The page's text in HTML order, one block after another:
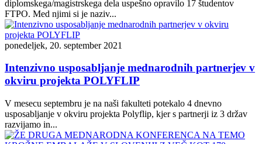
diplomskega/magistrskega dela uspešno opravilo 17 študentov
FTPO. Med njimi si je naziv...
ponedeljek, 20. september 2021
Intenzivno usposabljanje mednarodnih partnerjev v
okviru projekta POLYFLIP
V mesecu septembru je na naši fakulteti potekalo 4 dnevno
usposabljanje v okviru projekta Polyflip, kjer s partnerji iz 3 držav
razvijamo in...